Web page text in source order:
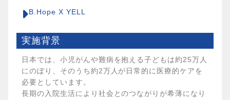
B.Hope X YELL
実施背景
日本では、小児がんや難病を抱える子どもは約25万人
にのぼり、そのうち約2万人が日常的に医療的ケアを
必要としています。
長期の入院生活により社会とのつながりが希薄になり